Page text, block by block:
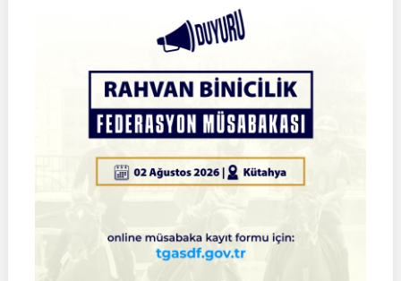
2026
Türkiye
Şampiyonası
Çeyrek
Final
|
01